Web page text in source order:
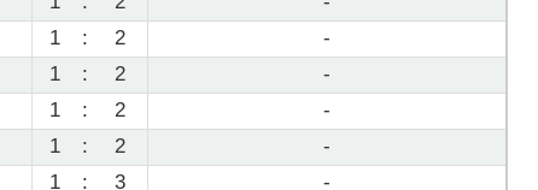
1 : 2
-
1 : 2
-
1 : 2
-
1 : 2
-
1 : 3
-